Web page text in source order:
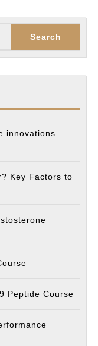
innovations
Key Factors to
Peptide Course